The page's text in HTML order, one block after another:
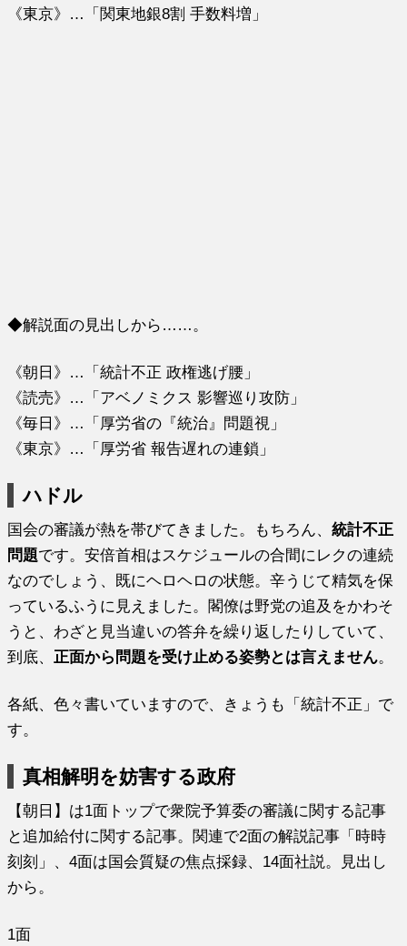
《東京》…「関東地銀8割 手数料増」
◆解説面の見出しから……。
《朝日》…「統計不正 政権逃げ腰」
《読売》…「アベノミクス 影響巡り攻防」
《毎日》…「厚労省の『統治』問題視」
《東京》…「厚労省 報告遅れの連鎖」
ハドル
国会の審議が熱を帯びてきました。もちろん、統計不正
問題です。安倍首相はスケジュールの合間にレクの連続
なのでしょう、既にヘロヘロの状態。辛うじて精気を保
っているふうに見えました。閣僚は野党の追及をかわそ
うと、わざと見当違いの答弁を繰り返したりしていて、
到底、 正面から問題を受け止める姿勢とは言えません。
各紙、色々書いていますので、きょうも「統計不正」で
す。
真相解明を妨害する政府
【朝日】は1面トップで衆院予算委の審議に関する記事
と追加給付に関する記事。関連で2面の解説記事「時時
刻刻」、4面は国会質疑の焦点採録、14面社説。見出し
から。
1面